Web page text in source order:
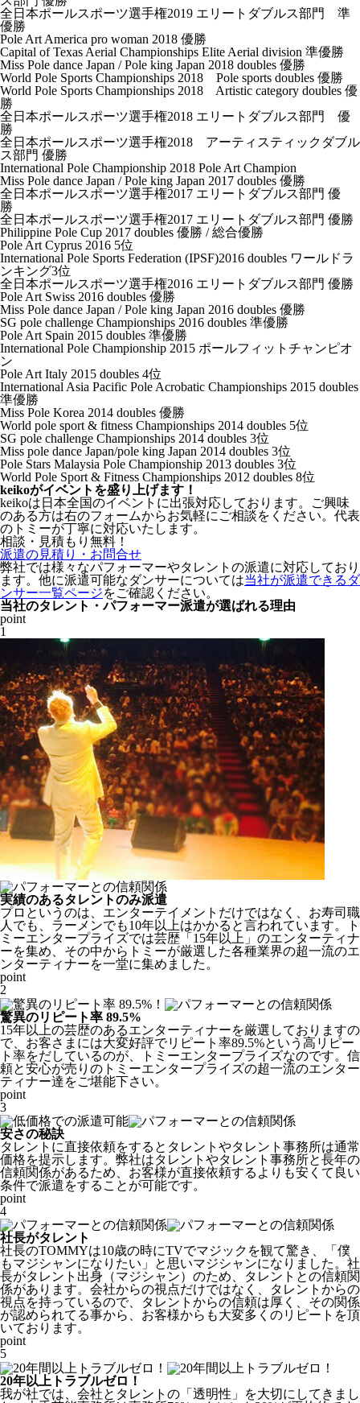
全日本ポールスポーツ選手権2019 エリートダブルス部門 準
優勝
Pole Art America pro woman 2018 優勝
Capital of Texas Aerial Championships Elite Aerial division 準優勝
Miss Pole dance Japan / Pole king Japan 2018 doubles 優勝
World Pole Sports Championships 2018 Pole sports doubles 優勝
World Pole Sports Championships 2018 Artistic category doubles 優
勝
全日本ポールスポーツ選手権2018 エリートダブルス部門 優
勝
全日本ポールスポーツ選手権2018 アーティスティックダブル
ス部門 優勝
International Pole Championship 2018 Pole Art Champion
Miss Pole dance Japan / Pole king Japan 2017 doubles 優勝
全日本ポールスポーツ選手権2017 エリートダブルス部門 優
勝
全日本ポールスポーツ選手権2017 エリートダブルス部門 優勝
Philippine Pole Cup 2017 doubles 優勝 / 総合優勝
Pole Art Cyprus 2016 5位
International Pole Sports Federation (IPSF)2016 doubles ワールドラ
ンキング3位
全日本ポールスポーツ選手権2016 エリートダブルス部門 優勝
Pole Art Swiss 2016 doubles 優勝
Miss Pole dance Japan / Pole king Japan 2016 doubles 優勝
SG pole challenge Championships 2016 doubles 準優勝
Pole Art Spain 2015 doubles 準優勝
International Pole Championship 2015 ポールフィットチャンピオ
ン
Pole Art Italy 2015 doubles 4位
International Asia Pacific Pole Acrobatic Championships 2015 doubles
準優勝
Miss Pole Korea 2014 doubles 優勝
World pole sport & fitness Championships 2014 doubles 5位
SG pole challenge Championships 2014 doubles 3位
Miss pole dance Japan/pole king Japan 2014 doubles 3位
Pole Stars Malaysia Pole Championship 2013 doubles 3位
World Pole Sport & Fitness Championships 2012 doubles 8位
keikoがイベントを盛り上げます！
keikoは日本全国のイベントに出張対応しております。ご興味
のある方は右のフォームからお気軽にご相談をください。代表
のトミーが丁寧に対応いたします。
相談・見積もり無料！
派遣の見積り・お問合せ
弊社では様々なパフォーマーやタレントの派遣に対応しており
ます。他に派遣可能なダンサーについては当社が派遣できるダ
ンサー一覧ページをご確認ください。
当社のタレント・パフォーマー派遣が選ばれる理由
point
1
実績のあるタレントのみ派遣
プロというのは、エンターテイメントだけではなく、お寿司職
人でも、ラーメンでも10年以上はかかると言われています。ト
ミーエンタープライズでは芸歴「 15年以上 」のエンターティナ
ーを集め、その中からトミーが厳選した各種業界の超一流のエ
ンターティナーを一堂に集めました。
point
2
驚異のリピート率 89.5%
15年以上の芸歴のあるエンターティナーを厳選しておりますの
で、お客さまには大変好評でリピート率89.5%という高リピー
ト率をだしているのが、トミーエンタープライズなのです。 信
頼と安心が売りのトミーエンタープライズの超一流のエンター
ティナー達をご堪能下さい。
point
3
安さの秘訣
タレントに直接依頼をするとタレントやタレント事務所は通常
価格を提示します。弊社はタレントやタレント事務所と長年の
信頼関係があるため、 お客様が直接依頼するよりも安くて良い
条件で派遣をすることが可能です。
point
4
社長がタレント
社長のTOMMYは10歳の時にTVでマジックを観て驚き、「僕
もマジシャンになりたい」と思いマジシャンになりました。社
長がタレント出身（マジシャン）のため、タレントとの信頼関
係があります。会社からの視点だけではなく、
タレントからの
視点を持っているので、タレントからの信頼は厚く、その関係
が認められてる事から、お客様からも大変多くのリピートを頂
いております。
point
5
20年以上トラブルゼロ！
我が社では、会社とタレントの「透明性」を大切にしてきまし